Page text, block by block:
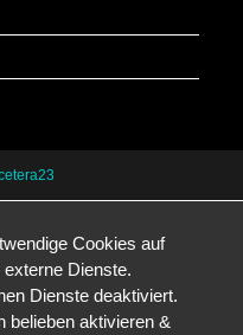
Cookies auf
Dienste.
Dienste deaktiviert.
belieben aktivieren &